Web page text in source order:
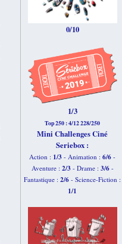
0/10
1/3
Top 250 : 4/12 228/250
Mini Challenges Ciné
Seriebox :
Action : 1/3 - Animation : 6/6 -
Aventure : 2/3- Drame : 3/6-
Fantastique : 2/6 - Science-Fiction :
1/1